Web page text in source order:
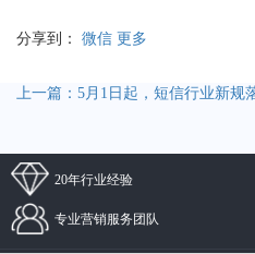
分享到： 微信 更多
上一篇：5月1日起，短信行业新规
20年行业经验
专业营销服务团队